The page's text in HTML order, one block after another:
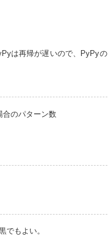
は再帰が遅いので、PyPyの
合のパターン数
でもよい。